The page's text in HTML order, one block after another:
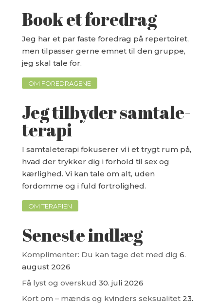
Book et foredrag
Jeg har et par faste foredrag på repertoiret,
men tilpasser gerne emnet til den gruppe,
jeg skal tale for.
OM FOREDRAGENE
Jeg tilbyder samtale-
terapi
I samtaleterapi fokuserer vi i et trygt rum på,
hvad der trykker dig i forhold til sex og
kærlighed. Vi kan tale om alt, uden
fordomme og i fuld fortrolighed.
OM TERAPIEN
Seneste indlæg
Komplimenter: Du kan tage det med dig 6.
august 2026
Få lyst og overskud 30. juli 2026
Kort om – mænds og kvinders seksualitet 23.